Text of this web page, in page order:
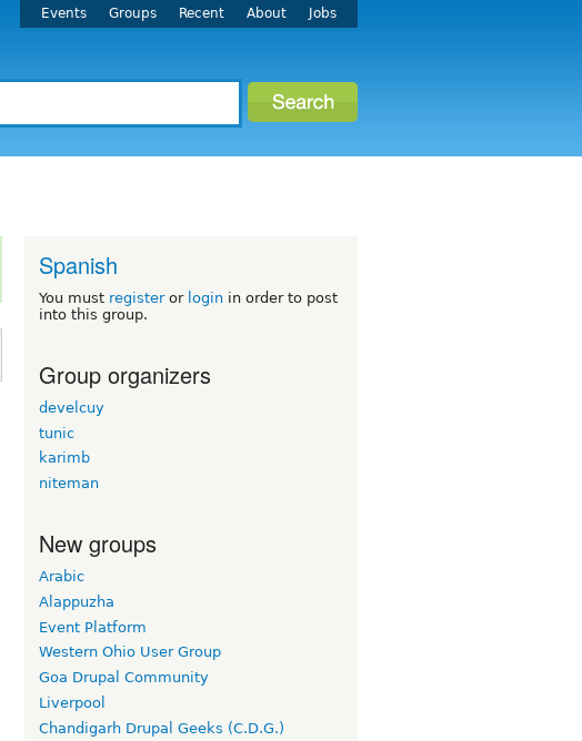
Events Groups Recent About Jobs
Spanish
You must registeror login in order to post
into this group.
Group organizers
develcuy
tunic
karimb
niteman
New groups
Arabic
Alappuzha
Event Platform
Western Ohio User Group
Goa Drupal Community
Liverpool
Chandigarh Drupal Geeks (C.D.G.)